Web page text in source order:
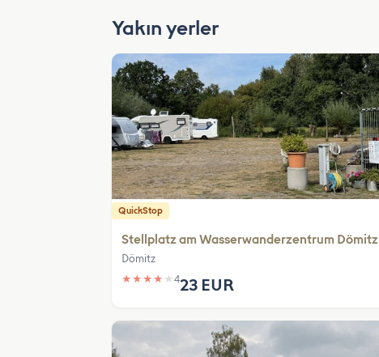
Yakın yerler
QuickStop
Stellplatz am Wasserwanderzentrum Dömitz
Dömitz
★ ★ ★ ★ ★ 423 EUR